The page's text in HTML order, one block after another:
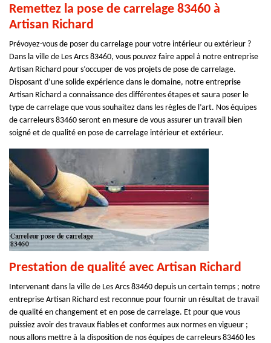
Remettez la pose de carrelage 83460 à
Artisan Richard
Prévoyez-vous de poser du carrelage pour votre intérieur ou extérieur ?
Dans la ville de Les Arcs 83460, vous pouvez faire appel à notre entreprise
Artisan Richard pour s’occuper de vos projets de pose de carrelage.
Disposant d’une solide expérience dans le domaine, notre entreprise
Artisan Richard a connaissance des différentes étapes et saura poser le
type de carrelage que vous souhaitez dans les règles de l’art. Nos équipes
de carreleurs 83460 seront en mesure de vous assurer un travail bien
soigné et de qualité en pose de carrelage intérieur et extérieur.
Prestation de qualité avec Artisan Richard
Intervenant dans la ville de Les Arcs 83460 depuis un certain temps ; notre
entreprise Artisan Richard est reconnue pour fournir un résultat de travail
de qualité en changement et en pose de carrelage. Et pour que vous
puissiez avoir des travaux fiables et conformes aux normes en vigueur ;
nous allons mettre à la disposition de nos équipes de carreleurs 83460 les